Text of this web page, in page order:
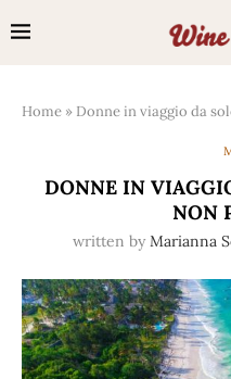
Home » Donne in viaggio da
DONNE IN
NON
written by Marianna